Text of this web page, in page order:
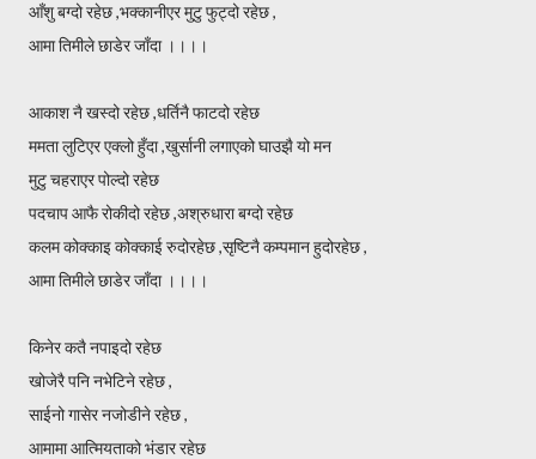
आँशु बग्दो रहेछ ,भक्कानीएर मुटु फुट्दो रहेछ ,
आमा तिमीले छाडेर जाँदा ।।।।
आकाश नै खस्दो रहेछ ,धर्तिनै फाटदो रहेछ
ममता लुटिएर एक्लो हुँदा ,खुर्सानी लगाएको घाउझै यो मन
मुटु चहराएर पोल्दो रहेछ
पदचाप आफै रोकीदो रहेछ ,अश्रुधारा बग्दो रहेछ
कलम कोक्काइ कोक्काई रुदोरहेछ ,सृष्टिनै कम्पमान हुदोरहेछ ,
आमा तिमीले छाडेर जाँदा ।।।।
किनेर कतै नपाइदो रहेछ
खोजेरै पनि नभेटिने रहेछ ,
साईनो गासेर नजोडीने रहेछ ,
आमामा आत्मियताको भंडार रहेछ